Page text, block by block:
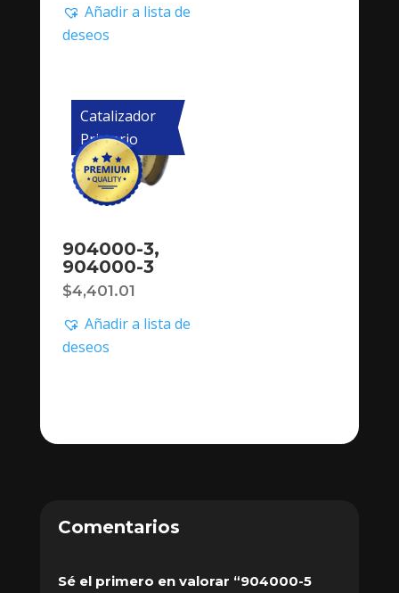
Añadir a lista de
deseos
Catalizador
Primario
904000-3,
904000-3
$4,401.01
Añadir a lista de
deseos
Comentarios
Sé el primero en valorar “904000-5